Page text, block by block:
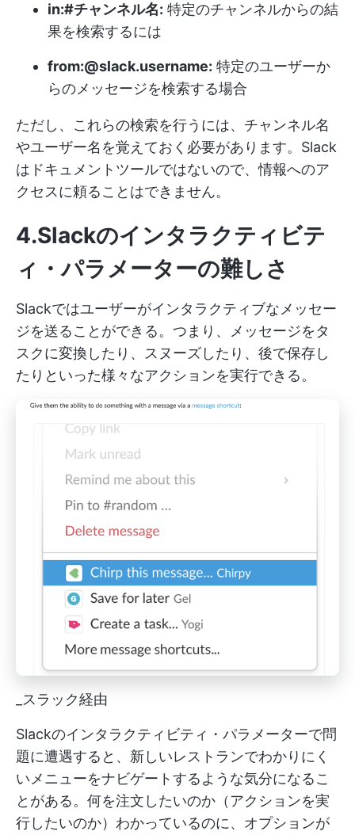
in:#チャンネル名: 特定のチャンネルからの結
果を検索するには
from:@slack.username: 特定のユーザーか
らのメッセージを検索する場合
ただし、これらの検索を行うには、チャンネル名
やユーザー名を覚えておく必要があります。Slack
はドキュメントツールではないので、情報へのア
クセスに頼ることはできません。
4.Slackのインタラクティビテ
ィ・パラメーターの難しさ
Slackではユーザーがインタラクティブなメッセー
ジを送ることができる。つまり、メッセージをタ
スクに変換したり、スヌーズしたり、後で保存し
たりといった様々なアクションを実行できる。
_スラック経由
Slackのインタラクティビティ・パラメーターで問
題に遭遇すると、新しいレストランでわかりにく
いメニューをナビゲートするような気分になるこ
とがある。何を注文したいのか（アクションを実
行したいのか）わかっているのに、オプションが